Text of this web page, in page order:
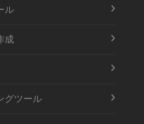
ル
成
グツール